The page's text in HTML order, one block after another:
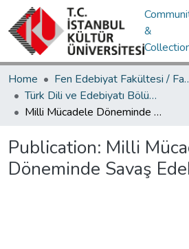
&
Home
Fen Edebiyat
Türk Dili ve Edebiyatı Bölümü / Department of Turkish Language and Literature
Milli Mücadele Döneminde Savaş Edebiyatımız
Publication: Milli
Döneminde Savaş